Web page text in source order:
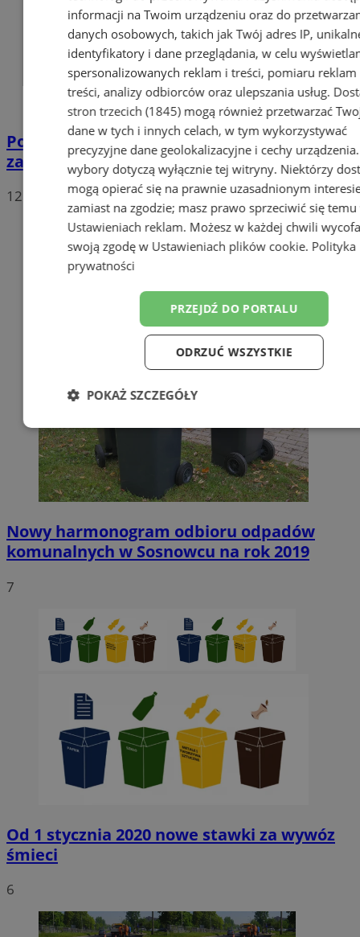
Potwierdzono pierwszy przypadek
zarażenia koronawirusem w Sosnowcu
12
Nowy harmonogram odbioru odpadów
komunalnych w Sosnowcu na rok 2019
7
Od 1 stycznia 2020 nowe stawki za wywóz
śmieci
6
informacji na Twoim urządzeniu oraz do
danych osobowych, takich jak Twój adres IP,
identyfikatory i dane przeglądania, w celu
spersonalizowanych reklam i treści, pomiaru reklam
treści, analizy odbiorców oraz ulepszania usług.
stron trzecich (1845)mogą również przetwarzać
dane w tych i innych celach, w tym wykorzystywać
precyzyjne dane geolokalizacyjne i cechy
wybory dotyczą wyłącznie tej witryny. Niektórzy
mogą opierać się na prawnie uzasadnionym
zamiast na zgodzie; masz prawo sprzeciwić się temu
Ustawieniach reklam. Możesz w każdej chwili
swoją zgodę w Ustawieniach plików cookie. Polityka
prywatności
PRZEJDŹ DO PORTALU
ODRZUĆ WSZYSTKIE
POKAŻ SZCZEGÓŁY
Niezbędne Wydajność
Funkcjonalność
Niesklasyfikowane
Niezbędne pliki cookie umożliwiają korzystanie z podstawowych
ze strony internetowej.
Nazwa
Provider/
Domena
SessID
sosnowiecki.pl
euds .rfihub.com